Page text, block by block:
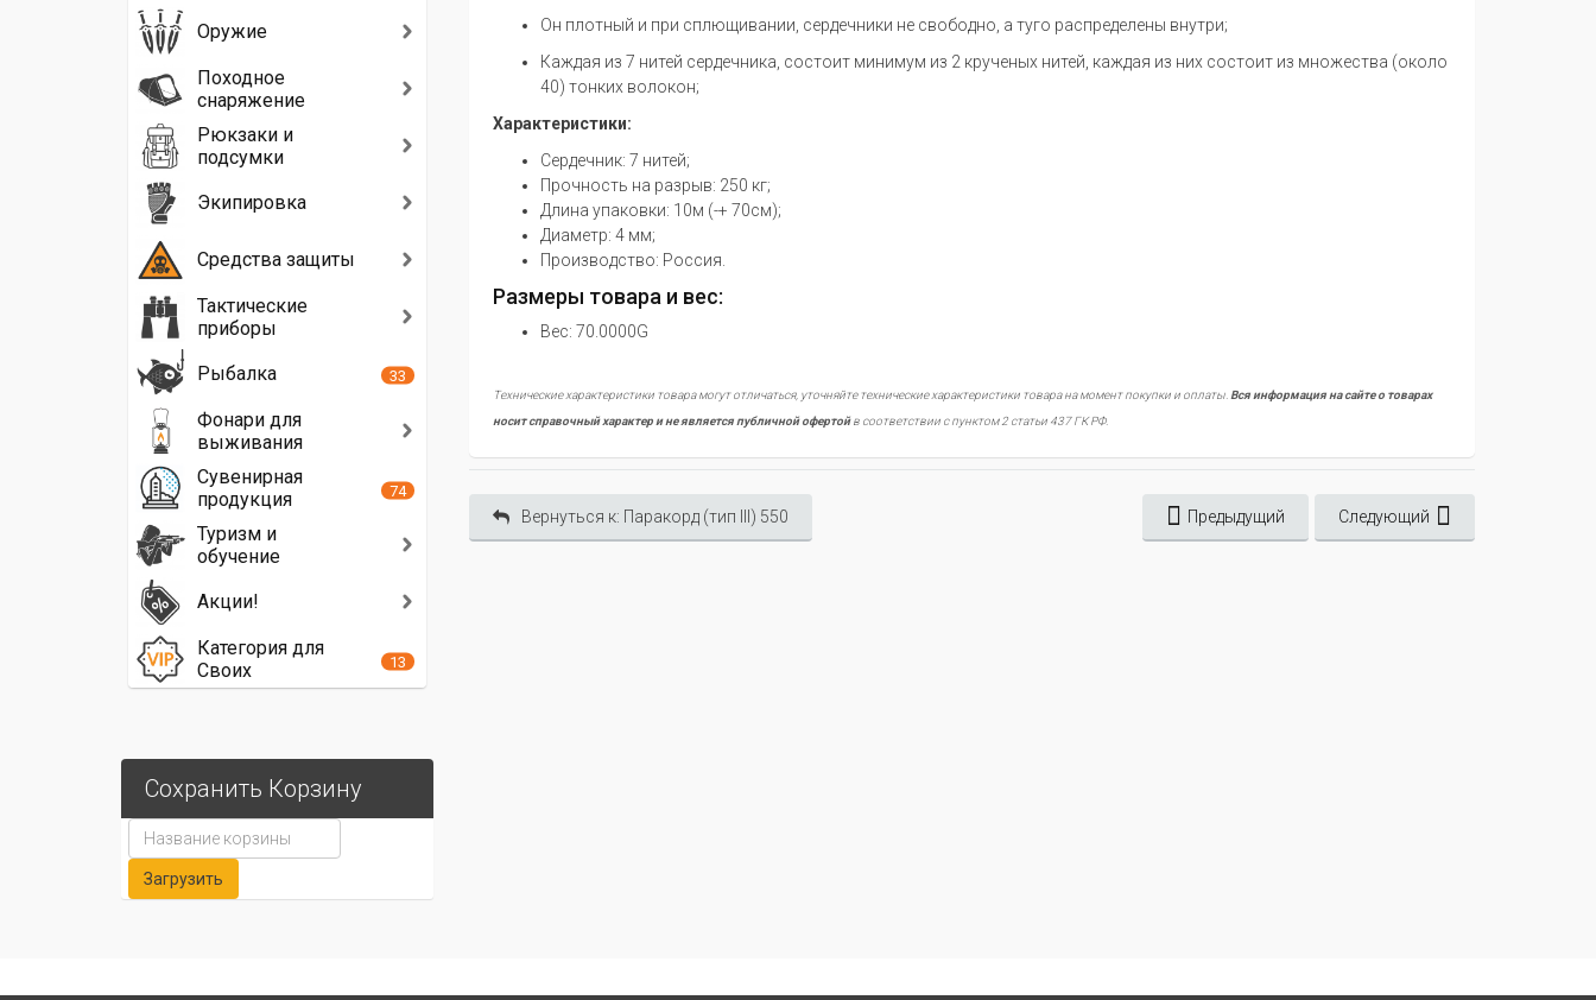
Он плотный и при сплющивании, сердечники не свободно, а туго распределены внутри;
Каждая из 7 нитей сердечника, состоит минимум из 2 крученых нитей, каждая из них состоит из множества (около
40) тонких волокон;
Характеристики:
Сердечник: 7 нитей;
Прочность на разрыв: 250 кг;
Длина упаковки: 10м (-+ 70см);
Диаметр: 4 мм;
Производство: Россия.
Размеры товара и вес:
Вес: 70.0000G
Технические характеристики товара могут отличаться, уточняйте технические характеристики товара на момент покупки и оплаты.Вся информация на сайте о товарах
носит справочный характер и не является публичной офертойв соответствии с пунктом 2 статьи 437 ГК РФ.
Вернуться к: Паракорд (тип III) 550 Предыдущий Следующий
Оружие
Походное
снаряжение
Рюкзаки и
подсумки
Экипировка
Средства защиты
Тактические
приборы
Рыбалка
33
Фонари для
выживания
Сувенирная
продукция
74
Туризм и
обучение
Акции!
Категория для
Своих
13
Сохранить Корзину